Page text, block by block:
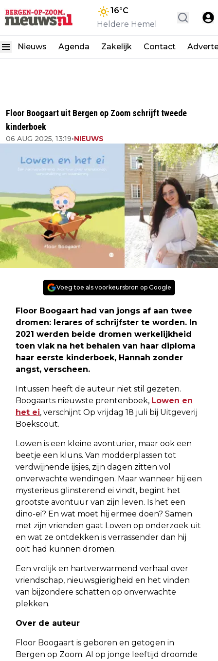
16°C
Heldere Hemel
Nieuws Agenda Zakelijk Contact
Floor Boogaart uit Bergen op Zoom schrijft tweede
kinderboek
06 AUG 2025, 13:19•NIEUWS
Voeg toe als voorkeursbron op Google
Floor Boogaart had van jongs af aan twee
dromen: lerares of schrijfster te worden. In
2021 werden beide dromen werkelijkheid
toen vlak na het behalen van haar diploma
haar eerste kinderboek, Hannah zonder
angst, verscheen.
Intussen heeft de auteur niet stil gezeten.
Boogaarts nieuwste prentenboek, Lowen en
het ei, verschijnt Op vrijdag 18 juli bij Uitgeverij
Boekscout.
Lowen is een kleine avonturier, maar ook een
beetje een kluns. Van modderplassen tot
verdwijnende ijsjes, zijn dagen zitten vol
onverwachte wendingen. Maar wanneer hij een
mysterieus glinsterend ei vindt, begint het
grootste avontuur van zijn leven. Is het een
dino-ei? En wat moet hij ermee doen? Samen
met zijn vrienden gaat Lowen op onderzoek uit
en wat ze ontdekken is verrassender dan hij
ooit had kunnen dromen.
Een vrolijk en hartverwarmend verhaal over
vriendschap, nieuwsgierigheid en het vinden
van bijzondere schatten op onverwachte
plekken.
Over de auteur
Floor Boogaart is geboren en getogen in
Bergen op Zoom. Al op jonge leeftijd droomde